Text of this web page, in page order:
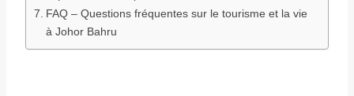
FAQ – Questions fréquentes sur le tourisme et la vie
à Johor Bahru